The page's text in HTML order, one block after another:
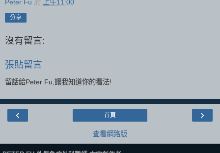
Peter Fu 於 上午11:00
分享
沒有留言:
張貼留言
留話給Peter Fu,讓我知道你的看法!
‹ ›
首頁
查看網路版